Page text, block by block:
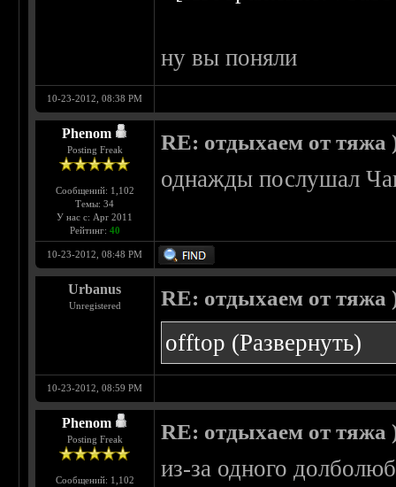
ну вы поняли
10-23-2012, 08:38 PM
Phenom
Posting Freak
Сообщений: 1,102
Темы: 34
У нас с: Apr 2011
Рейтинг: 40
RE: отдыхаем от тяжа
однажды послушал
10-23-2012, 08:48 PM
Urbanus
Unregistered RE: отдыхаем от тяжа
offtop (Развернуть)
10-23-2012, 08:59 PM
Phenom
Posting Freak
Сообщений: 1,102
RE: отдыхаем от тяжа
из-за одного